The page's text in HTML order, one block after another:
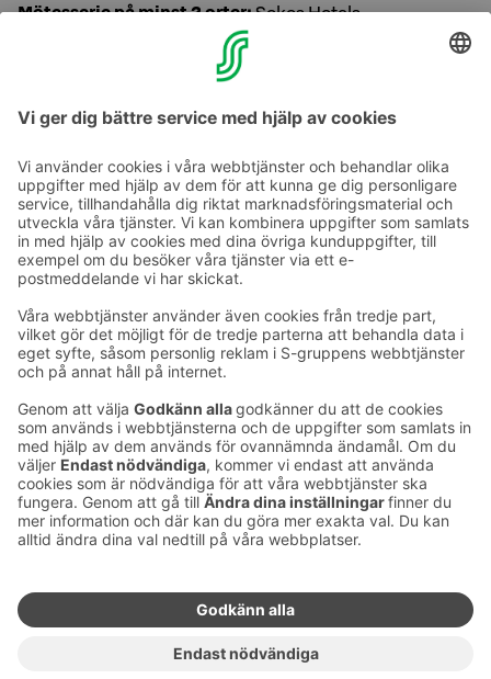
Mötesserie på minst 2 orter:Sokos Hotels
Försäljningstjänst tfn 0300 870 000, mån–fre kl. 8.30–
16.30, kokoussarjat@sok.fi
Samtalspriser »
Ta kontakt
Kontaktuppgifter till hotellen
Feedback
Ge feedback
Sokos Hotels nyhetsbrev
nyhetsbrev
Du får Sokos Hotellens senaste
förmåner och nyheter till din e-
post varje månad.
Utmärkelser och certifikat
Sokos Hotels i sociala medier
Sokos
Hotels på
Sokos
Hotels på
Sokos
Hotels
på
Sokos
Hotels i
Linkedin